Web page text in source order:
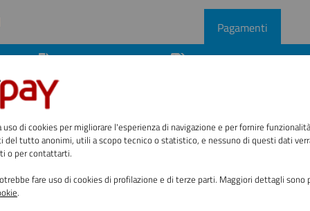
Pagamenti
Avvisi di pagamento Altre tipologie di
compila i campi richiesti, che saranno utilizzati
di cookies per migliorare l'esperienza di navigazione e per fornire
del tutto anonimi, utili a scopo tecnico o statistico, e nessuno di questi dati
o per contattarti.
fare uso di cookies di profilazione e di terze parti. Maggiori dettagli sono
.